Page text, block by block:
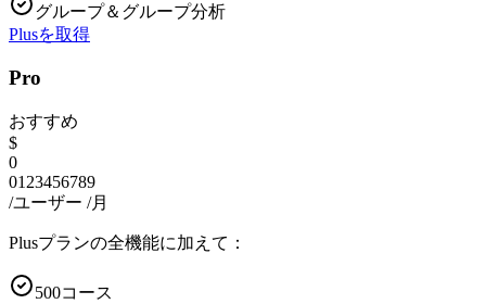
グループ＆グループ分析
Plusを取得
Pro
おすすめ
$
0
01 23456789
/ユーザー /月
Plusプランの全機能に加えて：
500コース